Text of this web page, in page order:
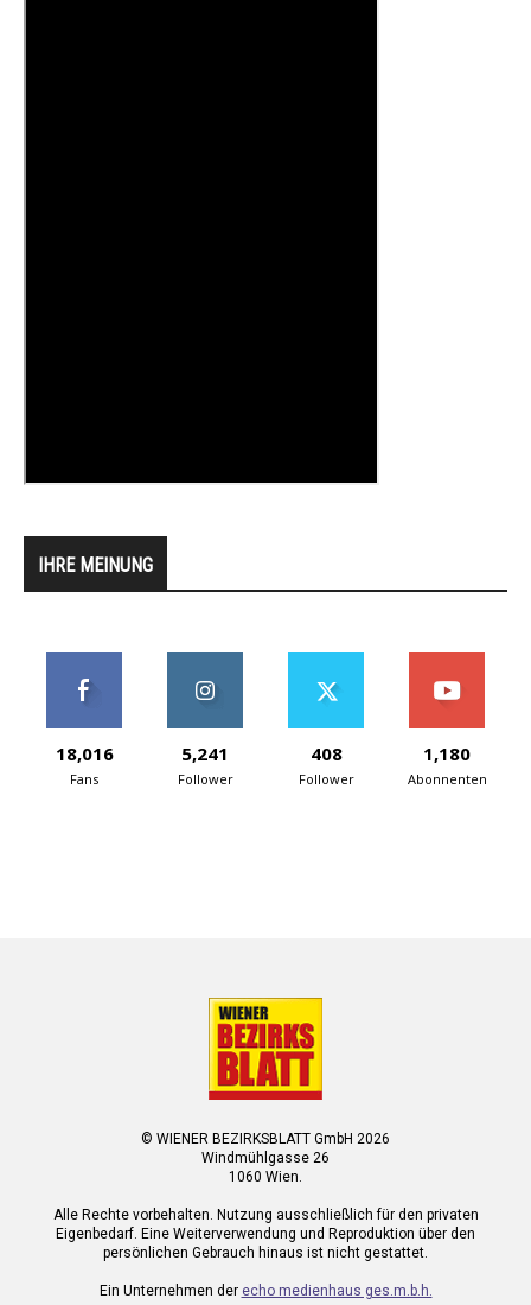
IHRE MEINUNG
18,016
Fans
5,241
Follower
408
Follower
1,180
Abonnenten
© WIENER BEZIRKSBLATT GmbH 2026
Windmühlgasse 26
1060 Wien.
Alle Rechte vorbehalten. Nutzung ausschließlich für den privaten
Eigenbedarf. Eine Weiterverwendung und Reproduktion über den
persönlichen Gebrauch hinaus ist nicht gestattet.
Ein Unternehmen der echo medienhaus ges.m.b.h.